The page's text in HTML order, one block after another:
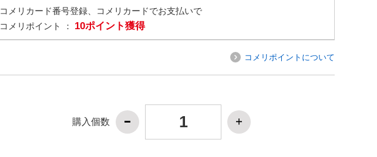
コメリカード番号登録、コメリカードでお支払いで
コメリポイント ： 10ポイント獲得
コメリポイントについて
購入個数